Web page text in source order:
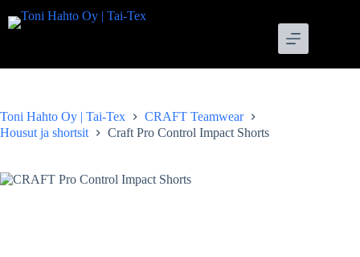
to
Toni Hahto Oy | Tai-Tex
CRAFT Teamwear
Housut ja shortsit
Craft Pro Control Impact Shorts